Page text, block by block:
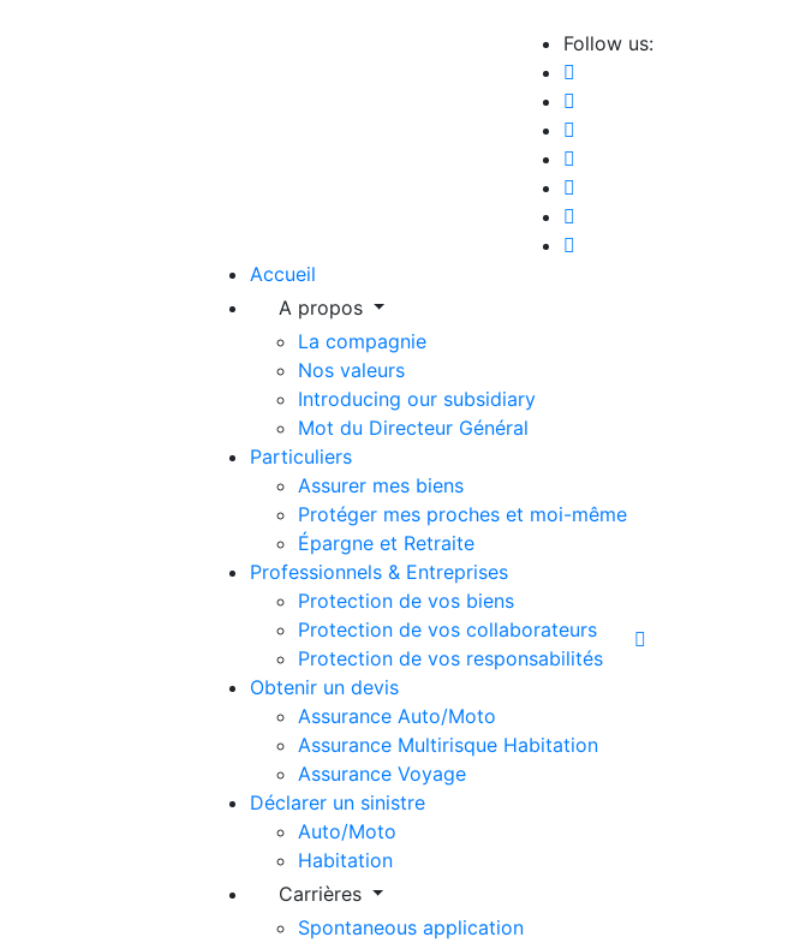
Follow us:
Accueil
A propos
La compagnie
Nos valeurs
Introducing our subsidiary
Mot du Directeur Général
Particuliers
Assurer mes biens
Protéger mes proches et moi-même
Épargne et Retraite
Professionnels & Entreprises
Protection de vos biens
Protection de vos collaborateurs
Protection de vos responsabilités
Obtenir un devis
Assurance Auto/Moto
Assurance Multirisque Habitation
Assurance Voyage
Déclarer un sinistre
Auto/Moto
Habitation
Carrières
Spontaneous application